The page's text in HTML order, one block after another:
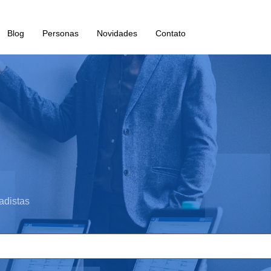
Blog Personas Novidades Contato